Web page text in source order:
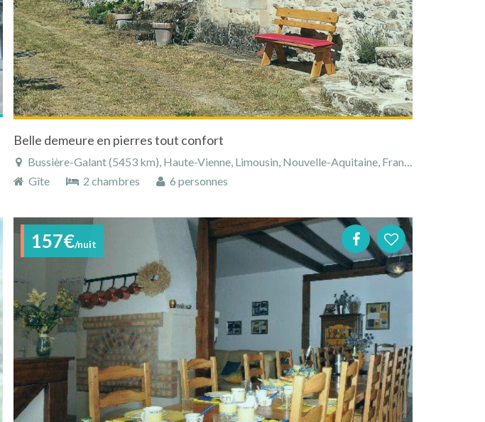
Belle demeure en pierres tout confort
Bussière-Galant (5453 km), Haute-Vienne, Limousin, Nouvelle-Aquitaine, France
Gîte
2 chambres 6 personnes
157€/nuit